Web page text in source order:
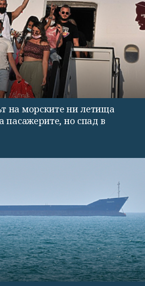
на морските ни летища
пасажерите, но спад в